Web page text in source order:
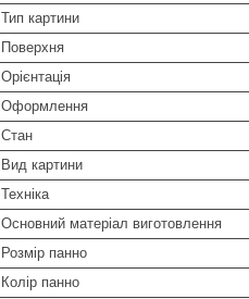
Тип картини
Поверхня
Орієнтація
Оформлення
Стан
Вид картини
Техніка
Основний матеріал виготовлення
Розмір панно
Колір панно